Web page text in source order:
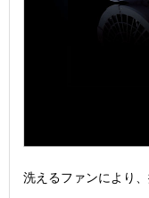
洗えるファンにより